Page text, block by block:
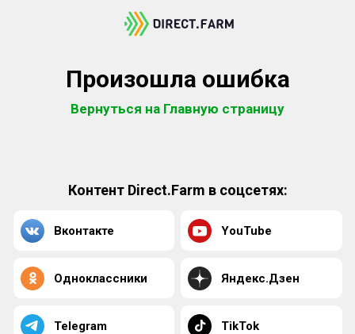
Произошла ошибка
Вернуться на Главную страницу
Контент Direct.Farm в соцсетях:
Вконтакте YouTube
Одноклассники Яндекс.Дзен
Telegram TikTok